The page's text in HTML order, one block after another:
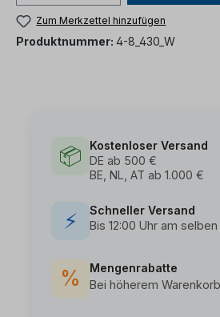
Zum Merkzettel hinzufügen
Produktnummer: 4-8_430_W
📦
Kostenloser Versand
DE ab 500 €
BE, NL, AT ab 1.000 €
⚡
Schneller Versand
Bis 12:00 Uhr am selben
%
Mengenrabatte
Bei höherem